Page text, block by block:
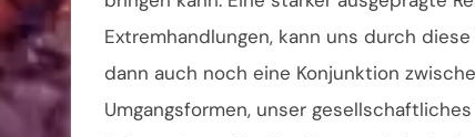
Extremhandlungen, kann uns durch
dann auch noch eine Konjunktion
Umgangsformen, unser